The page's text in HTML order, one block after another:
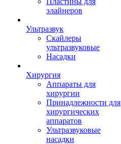
элайнеров
Ультразвук
Скайлеры
ультразвуковые
Насадки
Хирургия
Аппараты для
хирургии
Принадлежности для
хирургических
аппаратов
Ультразвуковые
насадки